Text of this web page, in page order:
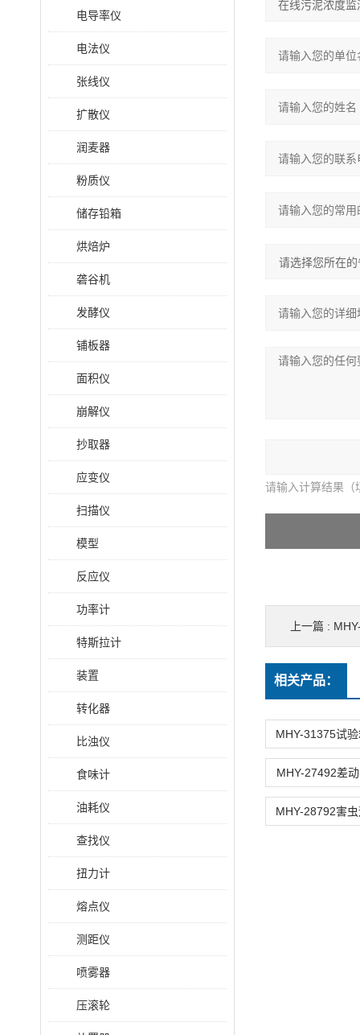
电导率仪
电法仪
张线仪
扩散仪
润麦器
粉质仪
储存铅箱
烘焙炉
砻谷机
发酵仪
铺板器
面积仪
崩解仪
抄取器
应变仪
扫描仪
模型
反应仪
功率计
特斯拉计
装置
转化器
比浊仪
食味计
油耗仪
查找仪
扭力计
熔点仪
测距仪
喷雾器
压滚轮
请输入计算结果（
上一篇 :
相关产品：
MHY-27492差